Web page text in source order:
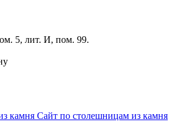
5, лит. И, пом. 99.
камня Сайт по столешницам из камня